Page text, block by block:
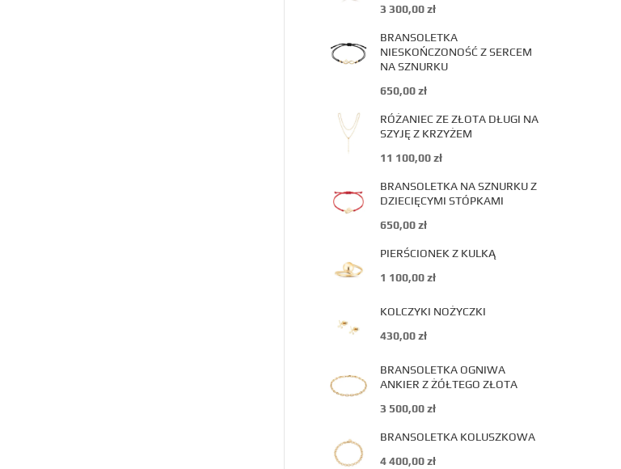
3 300,00zł
BRANSOLETKA
NIESKOŃCZONOŚĆ Z SERCEM
NA SZNURKU
650,00zł
RÓŻANIEC ZE ZŁOTA DŁUGI NA
SZYJĘ Z KRZYŻEM
11 100,00zł
BRANSOLETKA NA SZNURKU Z
DZIECIĘCYMI STÓPKAMI
650,00zł
PIERŚCIONEK Z KULKĄ
1 100,00zł
KOLCZYKI NOŻYCZKI
430,00zł
BRANSOLETKA OGNIWA
ANKIER Z ŻÓŁTEGO ZŁOTA
3 500,00zł
BRANSOLETKA KOLUSZKOWA
4 400,00zł